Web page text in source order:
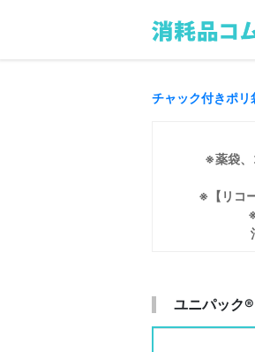
チャック付きポリ
※薬袋、
※【リコ
ユニパッ